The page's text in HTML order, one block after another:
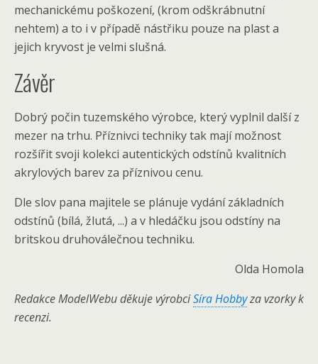
mechanickému poškození, (krom odškrábnutní
nehtem) a to i v případě nástřiku pouze na plast a
jejich kryvost je velmi slušná.
Závěr
Dobrý počin tuzemského výrobce, který vyplnil další z
mezer na trhu. Příznivci techniky tak mají možnost
rozšířit svoji kolekci autentických odstínů kvalitních
akrylových barev za příznivou cenu.
Dle slov pana majitele se plánuje vydání základních
odstínů (bílá, žlutá, ...) a v hledáčku jsou odstíny na
britskou druhoválečnou techniku.
Olda Homola
Redakce ModelWebu děkuje výrobciSíra Hobbyza vzorky k
recenzi.